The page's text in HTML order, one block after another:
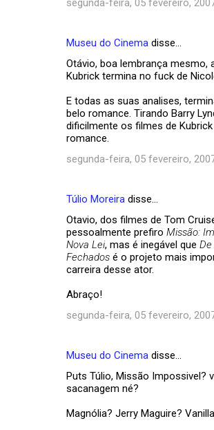
segunda-feira, 05 fevereiro,
Museu do Cinema disse…
Otávio, boa lembrança mesmo,
Kubrick termina no fuck de
E todas as suas analises,
belo romance. Tirando Barry
dificilmente os filmes de
romance.
segunda-feira, 05 fevereiro,
Túlio Moreira disse…
Otavio, dos filmes de Tom
pessoalmente prefiro Missão:
Nova Lei, mas é inegável que De
Fechados é o projeto mais
carreira desse ator.
Abraço!
segunda-feira, 05 fevereiro,
Museu do Cinema disse…
Puts Túlio, Missão Impossivel?
sacanagem né?
Magnólia? Jerry Maguire?